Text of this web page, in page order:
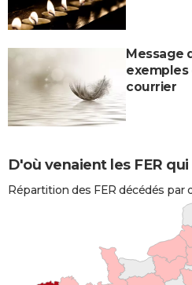
Message
exemples
courrier
D'où venaient les FER
Répartition des FER décédés par